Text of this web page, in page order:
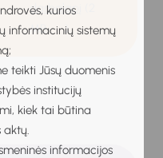
kurios
informacinių sistemų
teikti Jūsų duomenis
institucijų
kiek tai būtina
aktų.
informacijos
darbalapį
MB
)